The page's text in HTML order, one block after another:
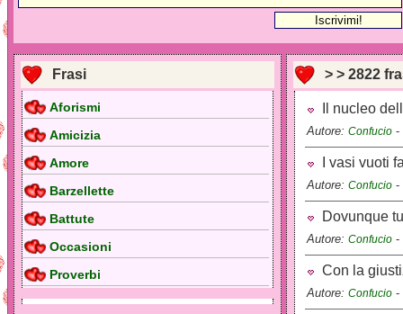
Frasi
Aforismi
Amicizia
Amore
Barzellette
Battute
Occasioni
Proverbi
> > 2822
Il nucleo
Autore: Confucio -
I vasi vuoti
Autore: Confucio -
Dovunque
Autore: Confucio -
Con la
Autore: Confucio -